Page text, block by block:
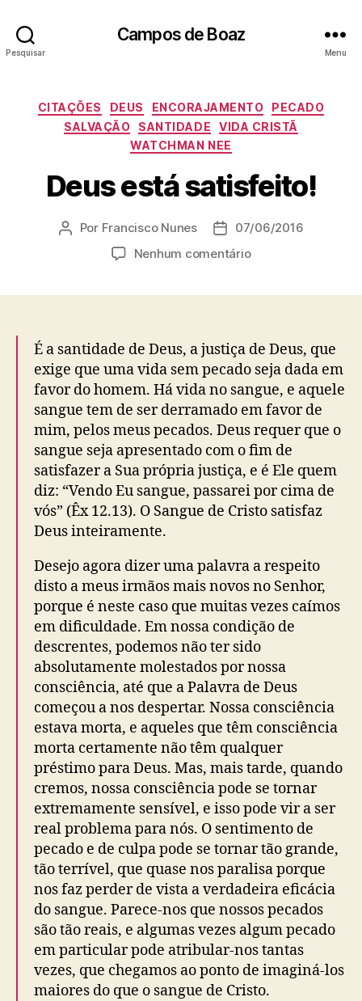
Pesquisar
Campos de Boaz
Menu
C
a
t
e
o
i
CITAÇÕES DEUS ENCORAJAMENTO
PECADO
SALVAÇÃO
SANTIDADE
VIDA CRISTÃ
WATCHMAN NEE
Deus está satisfeito!
A
r
p
o
s
t
Por Francisco Nunes
D
d
u
b
l
i
c
ç
ã
o
07/06/2016
Nenhum comentárioe
s
e
s
t
á
s
a
t
s
f
t
o
!
É a santidade de Deus, a justiça de Deus, que
exige que uma vida sem pecado seja dada em
favor do homem. Há vida no sangue, e aquele
sangue tem de ser derramado em favor de
mim, pelos meus pecados. Deus requer que o
sangue seja apresentado com o fim de
satisfazer a Sua própria justiça, e é Ele quem
diz: “Vendo Eu sangue, passarei por cima de
vós” (Êx 12.13). O Sangue de Cristo satisfaz
Deus inteiramente.
Desejo agora dizer uma palavra a respeito
disto a meus irmãos mais novos no Senhor,
porque é neste caso que muitas vezes caímos
em dificuldade. Em nossa condição de
descrentes, podemos não ter sido
absolutamente molestados por nossa
consciência, até que a Palavra de Deus
começou a nos despertar. Nossa consciência
estava morta, e aqueles que têm consciência
morta certamente não têm qualquer
préstimo para Deus. Mas, mais tarde, quando
cremos, nossa consciência pode se tornar
extremamente sensível, e isso pode vir a ser
real problema para nós. O sentimento de
pecado e de culpa pode se tornar tão grande,
tão terrível, que quase nos paralisa porque
nos faz perder de vista a verdadeira eficácia
do sangue. Parece-nos que nossos pecados
são tão reais, e algumas vezes algum pecado
em particular pode atribular-nos tantas
vezes, que chegamos ao ponto de imaginá-los
maiores do que o sangue de Cristo.